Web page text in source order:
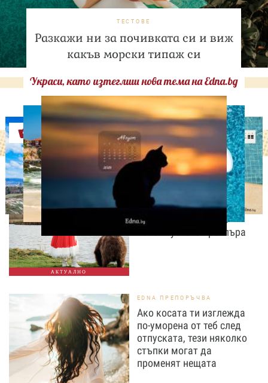
ТЕСТОВЕ
Разкажи ни за почивката си и виж
какъв морски типаж си
Украси, като изтеглиш нова тема на Edna.bg
Оферти
АКТУАЛНО
ЛЮБОПИТНО
Българският филм "Баба
и Меца" със световна
премиера в Сараево
2026. Пуснаха трейлъра
EDNA ПРЕПОРЪЧВА
Ако косата ти изглежда
по-уморена от теб след
отпуската, тези няколко
стъпки могат да
променят нещата